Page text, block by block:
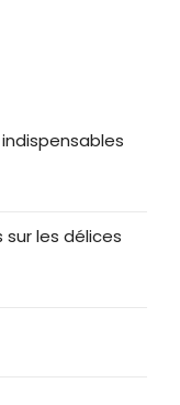
les délices